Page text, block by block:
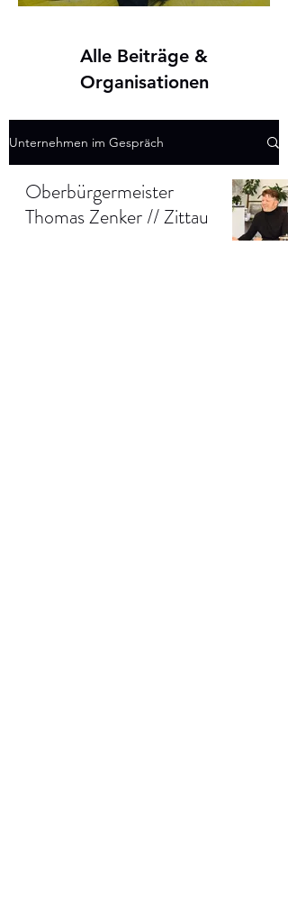
Alle Beiträge &
Organisationen
Unternehmen im Gespräch
Oberbürgermeister
Thomas Zenker // Zittau